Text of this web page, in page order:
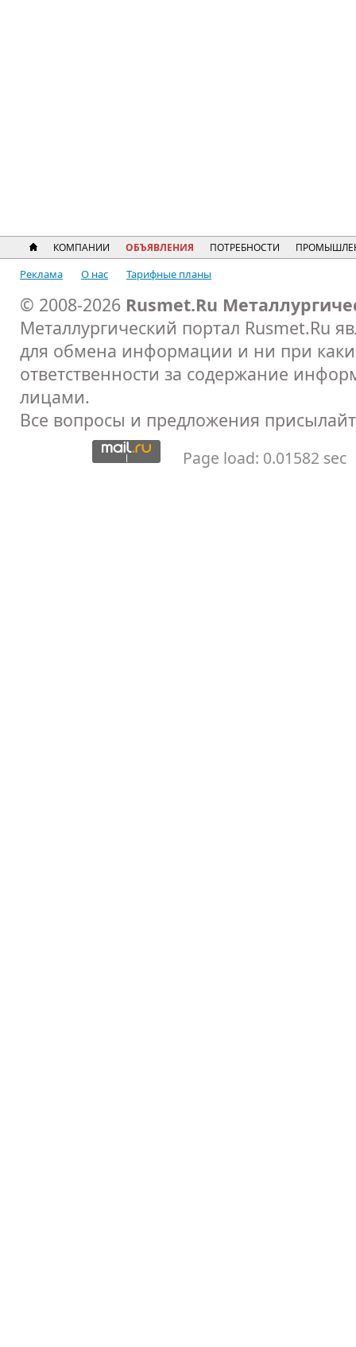
КОМПАНИИ ОБЪЯВЛЕНИЯ ПОТРЕБНОСТИ
Реклама О нас Тарифные планы
© 2008-2026 Rusmet.Ru
Металлургический портал Rusmet.Ru
для обмена информации и ни при
ответственности за содержание
лицами.
Все вопросы и предложения
Page load: 0.01582 sec